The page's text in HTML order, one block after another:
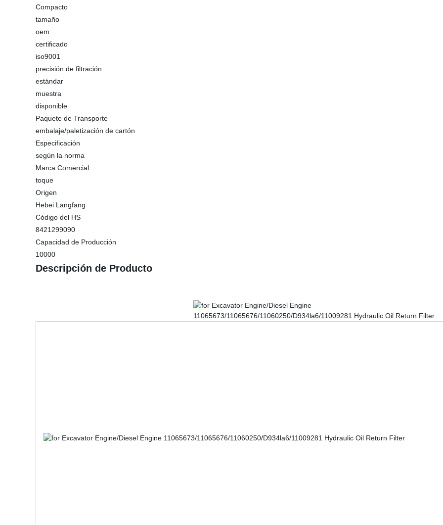
Compacto
tamaño
oem
certificado
iso9001
precisión de filtración
estándar
muestra
disponible
Paquete de Transporte
embalaje/paletización de cartón
Especificación
según la norma
Marca Comercial
toque
Origen
Hebei Langfang
Código del HS
8421299090
Capacidad de Producción
10000
Descripción de Producto